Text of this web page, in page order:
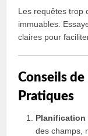
Les requêtes trop
immuables.
claires pour
Conseils
Pratiques
Planification
des champs,